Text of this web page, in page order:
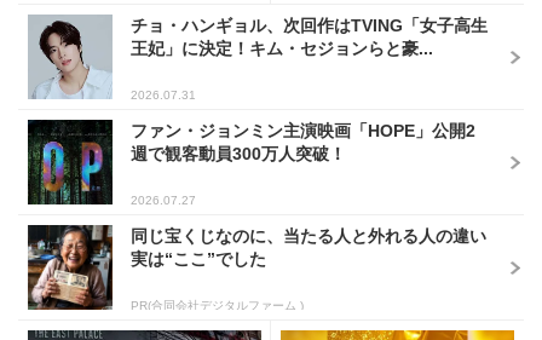
チョ・ハンギョル、次回作はTVING「女子高生
王妃」に決定！キム・セジョンらと豪...
2026.07.31
ファン・ジョンミン主演映画「HOPE」公開2
週で観客動員300万人突破！
2026.07.27
同じ宝くじなのに、当たる人と外れる人の違い
実は“ここ”でした
PR(合同会社デジタルファーム )